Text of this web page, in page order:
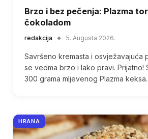
Brzo i bez pečenja: Plazma
čokoladom
redakcija 5. Augusta 2026.
Savršeno kremasta i osvježavajuća
se veoma brzo i lako pravi. Prijatno!
300 grama mljevenog Plazma
HRANA